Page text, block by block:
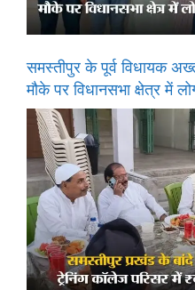
समस्तीपुर के पूर्व विधायक
मौके पर विधानसभा क्षेत्र में